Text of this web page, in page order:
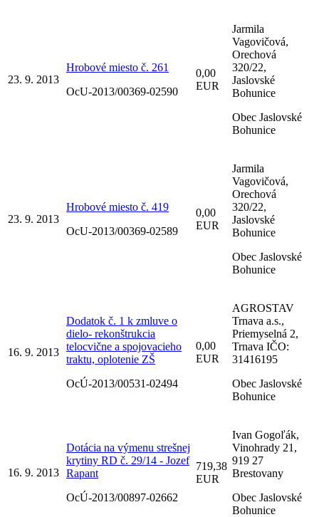
23. 9. 2013
Hrobové miesto č. 261
OcU-2013/00369-02590
0,00
EUR
Jarmila
Vagovičová,
Orechová
320/22,
Jaslovské
Bohunice
Obec Jaslovské
Bohunice
23. 9. 2013
Hrobové miesto č. 419
OcU-2013/00369-02589
0,00
EUR
Jarmila
Vagovičová,
Orechová
320/22,
Jaslovské
Bohunice
Obec Jaslovské
Bohunice
16. 9. 2013
Dodatok č. 1 k zmluve o
dielo- rekonštrukcia
telocvične a spojovacieho
traktu, oplotenie ZŠ
OcÚ-2013/00531-02494
0,00
EUR
AGROSTAV
Trnava a.s.,
Priemyselná 2,
Trnava IČO:
31416195
Obec Jaslovské
Bohunice
16. 9. 2013
Dotácia na výmenu strešnej
krytiny RD č. 29/14 - Jozef
Rapant
OcÚ-2013/00897-02662
719,38
EUR
Ivan Gogoľák,
Vinohrady 21,
919 27
Brestovany
Obec Jaslovské
Bohunice